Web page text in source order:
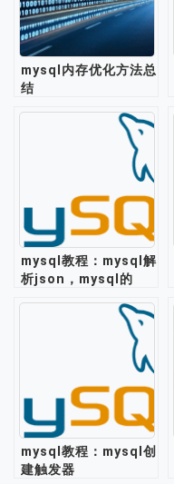
mysql内存优化方法总
结
mysql教程：mysql解
析json，mysql的
mysql教程：mysql创
建触发器